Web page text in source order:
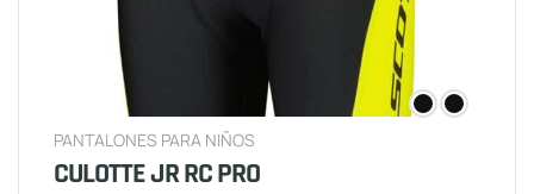
PANTALONES PARA NIÑOS
CULOTTE JR RC PRO